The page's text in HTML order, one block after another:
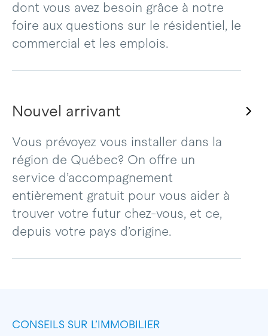
dont vous avez besoin grâce à notre
foire aux questions sur le résidentiel, le
commercial et les emplois.
Nouvel arrivant
Vous prévoyez vous installer dans la
région de Québec? On offre un
service d’accompagnement
entièrement gratuit pour vous aider à
trouver votre futur chez-vous, et ce,
depuis votre pays d’origine.
CONSEILS SUR L’IMMOBILIER